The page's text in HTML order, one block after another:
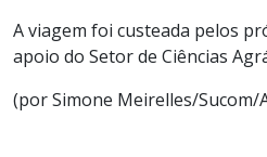
A viagem foi custeada pelos
apoio do Setor de Ciências
(por Simone Meirelles/Sucom/